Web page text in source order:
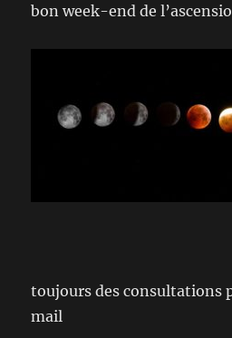
bon week-end de
toujours des consultations
mail